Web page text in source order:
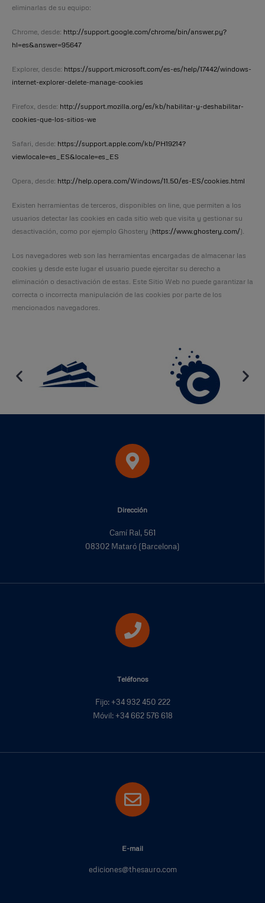
eliminarlas de su equipo:
Chrome, desde: http://support.google.com/chrome/bin/answer.py?
hl=es&answer=95647
Explorer, desde: https://support.microsoft.com/es-es/help/17442/windows-
internet-explorer-delete-manage-cookies
Firefox, desde: http://support.mozilla.org/es/kb/habilitar-y-deshabilitar-
cookies-que-los-sitios-we
Safari, desde: https://support.apple.com/kb/PH19214?
viewlocale=es_ES&locale=es_ES
Opera, desde: http://help.opera.com/Windows/11.50/es-ES/cookies.html
Existen herramientas de terceros, disponibles on line, que permiten a los
usuarios detectar las cookies en cada sitio web que visita y gestionar su
desactivación, como por ejemplo Ghostery (https://www.ghostery.com/).
Los navegadores web son las herramientas encargadas de almacenar las
cookies y desde este lugar el usuario puede ejercitar su derecho a
eliminación o desactivación de estas. Este Sitio Web no puede garantizar la
correcta o incorrecta manipulación de las cookies por parte de los
mencionados navegadores.
Dirección
Camí Ral, 561
08302 Mataró (Barcelona)
Teléfonos
Fijo: +34 932 450 222
Móvil: +34 662 576 618
E-mail
ediciones@thesauro.com